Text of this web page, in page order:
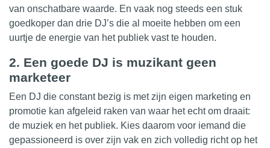
van onschatbare waarde. En vaak nog steeds een stuk
goedkoper dan drie DJ’s die al moeite hebben om een
uurtje de energie van het publiek vast te houden.
2. Een goede DJ is muzikant geen
marketeer
Een DJ die constant bezig is met zijn eigen marketing en
promotie kan afgeleid raken van waar het echt om draait:
de muziek en het publiek. Kies daarom voor iemand die
gepassioneerd is over zijn vak en zich volledig richt op het